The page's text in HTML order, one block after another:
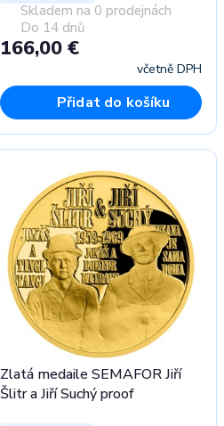
Skladem na 0 prodejnách
Do 14 dnů
166,00 €
včetně DPH
Přidat do košíku
Zlatá medaile SEMAFOR Jiří
Šlitr a Jiří Suchý proof